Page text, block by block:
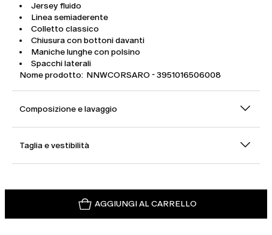
Jersey fluido
Linea semiaderente
Colletto classico
Chiusura con bottoni davanti
Maniche lunghe con polsino
Spacchi laterali
Nome prodotto: NNWCORSARO - 3951016506008
Composizione e lavaggio
Taglia e vestibilità
AGGIUNGI AL CARRELLO